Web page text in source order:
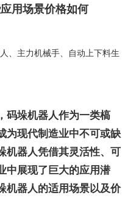
用场景价格如何
、主力机械手、自动上下料生
码垛机器人作为一类槁
为现代制造业中不可或缺
机器人凭借其灵活性、可
中展现了巨大的应用潜
机器人的适用场景以及价